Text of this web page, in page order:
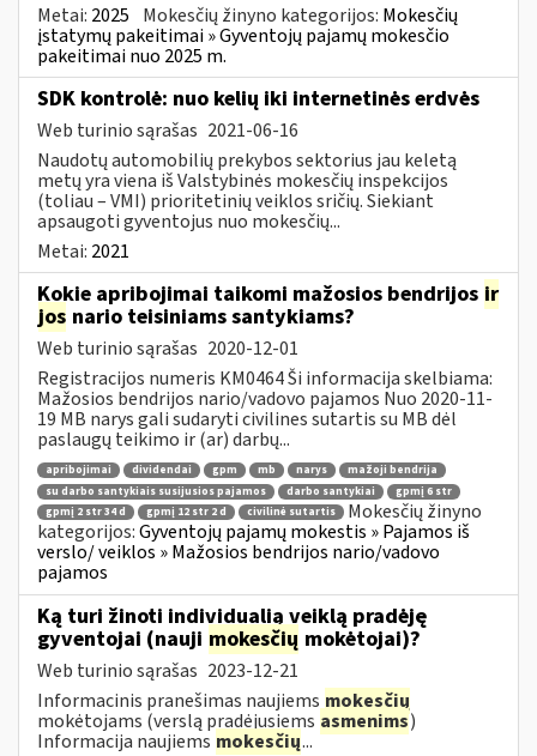
Metai: 2025 Mokesčių žinyno kategorijos: Mokesčių
įstatymų pakeitimai » Gyventojų pajamų mokesčio
pakeitimai nuo 2025 m.
SDK kontrolė: nuo kelių iki internetinės erdvės
Web turinio sąrašas 2021-06-16
Naudotų automobilių prekybos sektorius jau keletą
metų yra viena iš Valstybinės mokesčių inspekcijos
(toliau – VMI) prioritetinių veiklos sričių. Siekiant
apsaugoti gyventojus nuo mokesčių...
Metai: 2021
Kokie apribojimai taikomi mažosios bendrijos ir
jos nario teisiniams santykiams?
Web turinio sąrašas 2020-12-01
Registracijos numeris KM0464 Ši informacija skelbiama:
Mažosios bendrijos nario/vadovo pajamos Nuo 2020-11-
19 MB narys gali sudaryti civilines sutartis su MB dėl
paslaugų teikimo ir (ar) darbų...
apribojimai dividendai gpm mb narys
mažoji bendrija
su darbo santykiais susijusios pajamos
darbo santykiai
gpmį 6 str
gpmį 2 str 34 d
gpmį 12 str 2 d civilinė sutartis
Mokesčių žinyno
kategorijos:Gyventojų pajamų mokestis » Pajamos iš
verslo/ veiklos » Mažosios bendrijos nario/vadovo
pajamos
Ką turi žinoti individualią veiklą pradėję
gyventojai (nauji mokesčių mokėtojai)?
Web turinio sąrašas 2023-12-21
Informacinis pranešimas naujiems mokesčių
mokėtojams (verslą pradėjusiems asmenims)
Informacija naujiems mokesčių...